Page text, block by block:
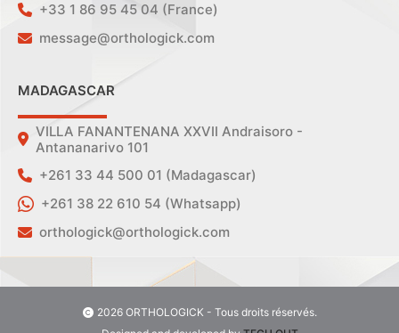
+33 1 86 95 45 04 (France)
message@orthologick.com
MADAGASCAR
VILLA FANANTENANA XXVII Andraisoro -
Antananarivo 101
+261 33 44 500 01 (Madagascar)
+261 38 22 610 54 (Whatsapp)
orthologick@orthologick.com
2026 ORTHOLOGICK - Tous droits réservés.